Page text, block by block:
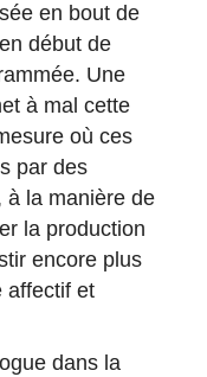
en bout de
début de
Une
à mal cette
où ces
par des
à la manière de
la production
encore plus
affectif et
dans la